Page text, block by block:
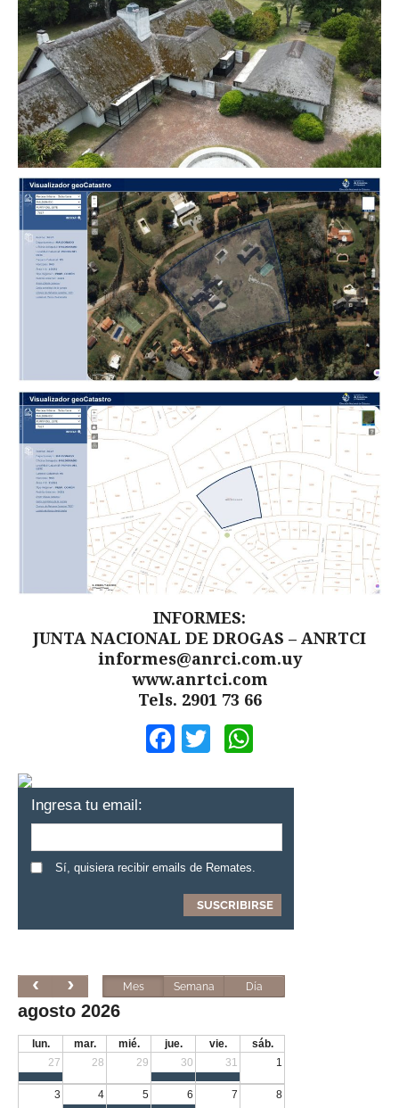
INFORMES:
JUNTA NACIONAL DE DROGAS – ANRTCI
informes@anrci.com.uy
www.anrtci.com
Tels. 2901 73 66
Facebook
Twitter
Ingresa tu email:
Sí, quisiera recibir emails de Remates.
Mes Semana Día
agosto 2026
lun. mar. mié. jue. vie.
sáb.
27
28 29 30 31 1
3 4 5 6 7 8